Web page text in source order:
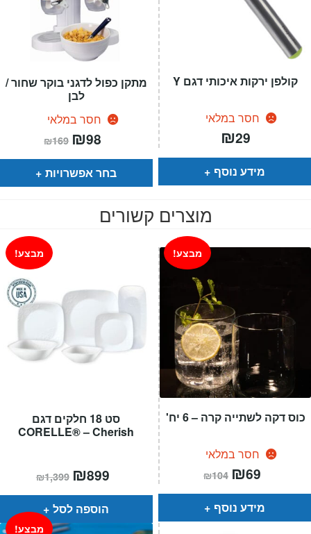
מתקן כפול לדגני בוקר שחור /
לבן
חסר במלאי
₪169 המחיר
המקורי
היה:
₪169.
₪98
הוא:
בחר אפשרויות
קולפן ירקות איכותי דגם Y
חסר במלאי
₪29
מידע נוסף
מוצרים קשורים
סט 18 חלקים דגם
CORELLE® – Cherish
מבצע!
₪1,399 המחיר
המקורי
היה:
₪899
הוא:
הוספה לסל
כוס דקה לשתייה קרה – 6 יח'
חסר במלאי
מבצע!
₪104 המחיר
המקורי
היה:
₪104.
₪69
הוא:
מידע נוסף
מבצע!